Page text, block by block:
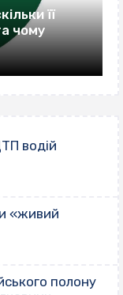
її
чому
водій
«живий
полону